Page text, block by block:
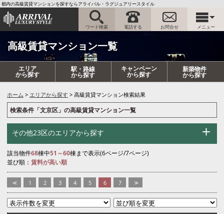
都内の高級賃貸マンションを探すならアライバル・ラグジュアリースタイル
ワード検索 電話する お問合せ メニュー
高級賃貸マンション一覧
エリア
から探す
駅・路線
から探す
キャンペーン
から探す
新築物件
から探す
ホーム エリアから探す 高級賃貸マンション検索結果
検索条件「文京区」の高級賃貸マンション一覧
その他23区のエリアから探す
該当物件68棟中51～60棟まで表示(6ページ/7ページ)
並び順： 賃料が高い順
<< 1 2 3 4 5 6 7 >>